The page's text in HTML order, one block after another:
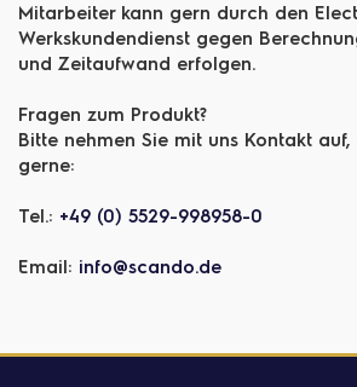
Mitarbeiter kann gern durch den
Werkskundendienst gegen
und Zeitaufwand erfolgen.
Fragen zum Produkt?
Bitte nehmen Sie mit uns Kontakt
gerne:
Tel.: +49 (0) 5529-998958-0
Email: info@scando.de